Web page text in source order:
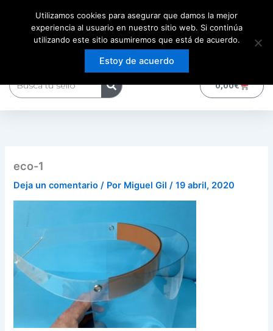
contenido
0,00€Carrito
eco-1
Deja un comentario / Por Miguel Gil /19 abril, 2020
Utilizamos cookies para asegurar que damos la mejor
experiencia al usuario en nuestro sitio web. Si continúa
utilizando este sitio asumiremos que está de acuerdo.
Estoy de acuerdo